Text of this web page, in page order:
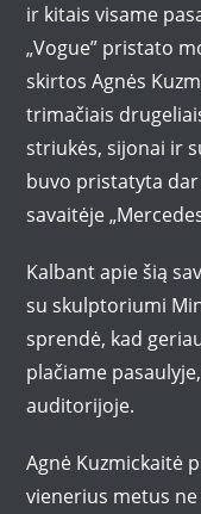
ir kitais visame
„Vogue” pristato
skirtos Agnės
trimačiais
striukės, sijonai ir
buvo pristatyta
savaitėje
Kalbant apie šią
su skulptoriumi
sprendė, kad
plačiame
auditorijoje.
Agnė Kuzmickaitė
vienerius metus